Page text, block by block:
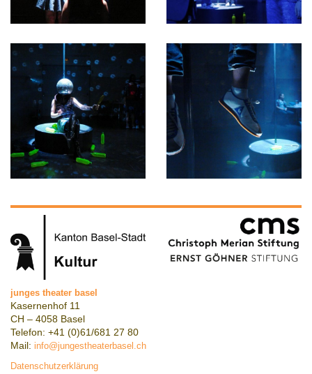
junges theater basel
Kasernenhof 11
CH – 4058 Basel
Telefon: +41 (0)61/681 27 80
Mail: info@jungestheaterbasel.ch
Datenschutzerklärung